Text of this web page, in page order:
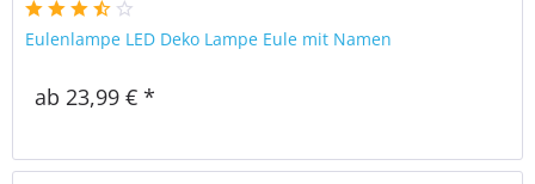
Eulenlampe LED Deko Lampe Eule mit Namen
ab 23,99 € *